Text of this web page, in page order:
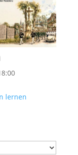
lernen